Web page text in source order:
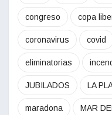
congreso copa
coronavirus covid
eliminatorias
JUBILADOS LA
maradona MAR